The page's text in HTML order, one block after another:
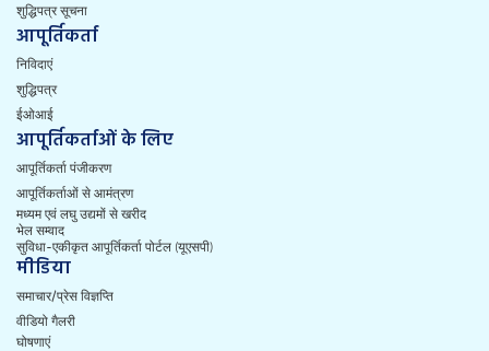
शुद्धिपत्र सूचना
आपूर्तिकर्ता
निविदाएं
शुद्धिपत्र
ईओआई
आपूर्तिकर्ताओं के लिए
आपूर्तिकर्ता पंजीकरण
आपूर्तिकर्ताओं से आमंत्रण
मध्यम एवं लघु उद्यमों से खरीद
भेल सम्वाद
सुविधा-एकीकृत आपूर्तिकर्ता पोर्टल (यूएसपी)
मीडिया
समाचार/प्रेस विज्ञप्ति
वीडियो गैलरी
घोषणाएं